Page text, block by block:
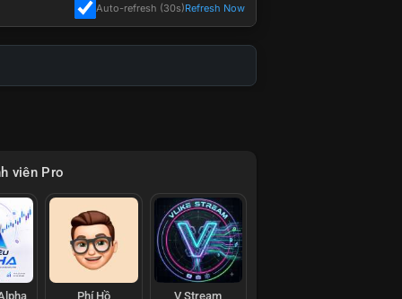
Auto-refresh (30s)Refresh Now
viên Pro
Phí Hồ V Stream